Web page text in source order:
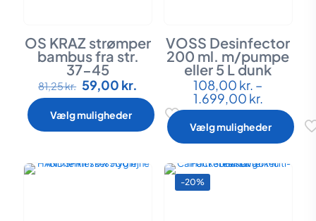
OS KRAZ strømper
bambus fra str.
37-45
Dette
vare
har
flere
kan
81,25kr. Den
oprindelige
pris
var:
59,00 kr.
aktuelle
pris
er:
59,00 kr..
Vælg muligheder
VOSS Desinfector
200 ml. m/pumpe
eller 5 L dunk
Dette
vare
har
flere
kan
108,00 kr. –
1.699,00 kr.
108,00
til
Vælg muligheder
-20%